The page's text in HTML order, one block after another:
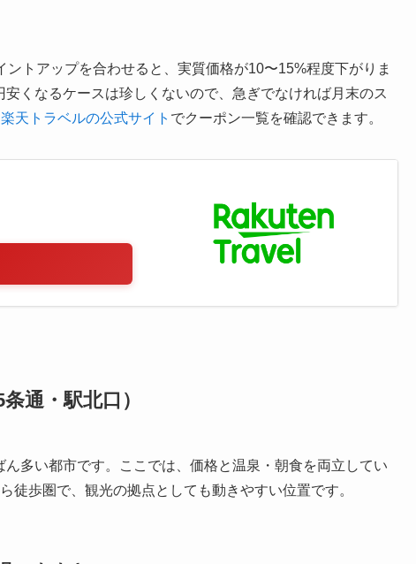
トアップを合わせると、実質価格が10〜15%程度下がりま
くなるケースは珍しくないので、急ぎでなければ月末のス
楽天トラベルの公式サイト でクーポン一覧を確認できます。
通・駅北口）
多い都市です。ここでは、価格と温泉・朝食を両立してい
徒歩圏で、観光の拠点としても動きやすい位置です。